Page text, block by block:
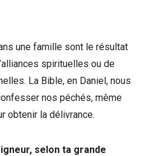
une famille sont le résultat
spirituelles ou de
La Bible, en Daniel, nous
nos péchés, même
obtenir la délivrance.
selon ta grande